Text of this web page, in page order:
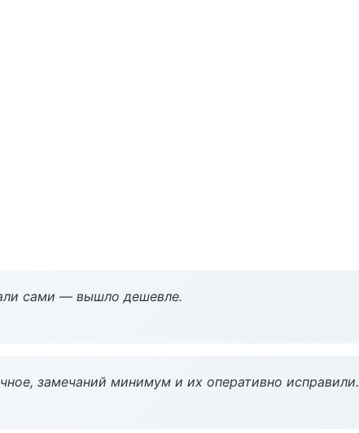
сами — вышло дешевле.
замечаний минимум и их оперативно исправили.